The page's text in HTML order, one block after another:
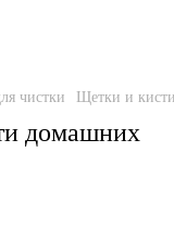
чистки Щетки и
домашних